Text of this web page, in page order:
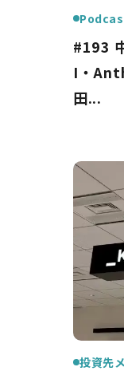
#193
I・
田...
投資先